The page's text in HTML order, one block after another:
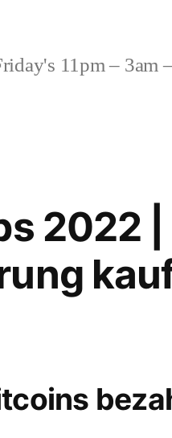
11pm – 3am
2022 |